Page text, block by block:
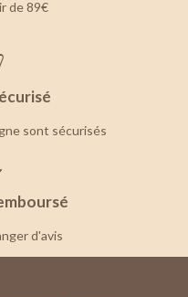
de 89€
sont sécurisés
d'avis